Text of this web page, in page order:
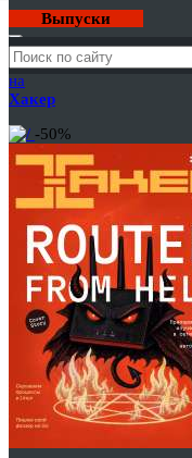
Выпуски
Годовая
подписка
на
Хакер
-50%